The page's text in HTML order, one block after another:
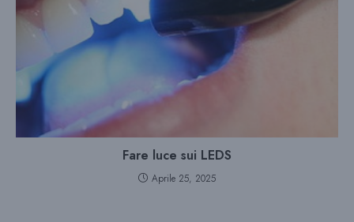
Fare luce sui LEDS
Aprile 25, 2025